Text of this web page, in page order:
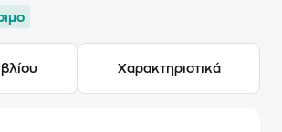
Χαρακτηριστικά